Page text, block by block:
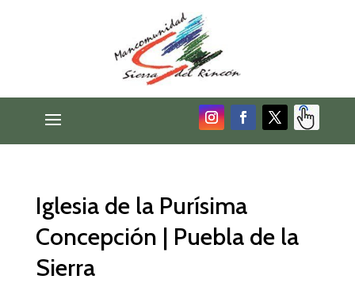
Iglesia de la Purísima
Concepción | Puebla de la
Sierra